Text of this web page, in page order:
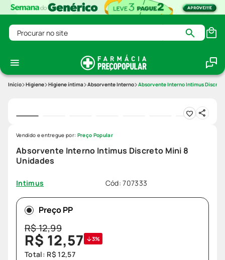
Procurar no site
Higiene Higiene íntima Absorvente Interno Absorvente Interno Intimus
Absorvente Interno Intimus Discreto Mini 8
Unidades
Intimus Cód:707333
Vendido e entregue por: Preço Popular
Preço PP
R$12,99
R$ 12,57 3%
Total: R$ 12,57